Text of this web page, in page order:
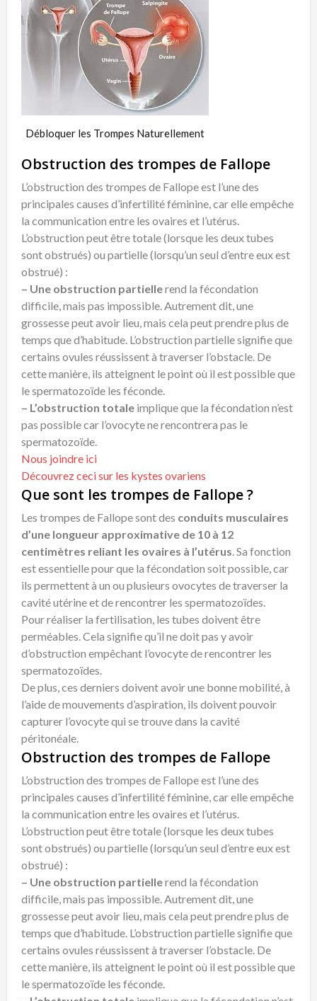
Débloquer les Trompes Naturellement
Obstruction des trompes de Fallope
L’obstruction des trompes de Fallope est l’une des
principales causes d’infertilité féminine, car elle empêche
la communication entre les ovaires et l’utérus.
L’obstruction peut être totale (lorsque les deux tubes
sont obstrués) ou partielle (lorsqu’un seul d’entre eux est
obstrué) :
– Une obstruction partiellerend la fécondation
difficile, mais pas impossible. Autrement dit, une
grossesse peut avoir lieu, mais cela peut prendre plus de
temps que d’habitude. L’obstruction partielle signifie que
certains ovules réussissent à traverser l’obstacle. De
cette manière, ils atteignent le point où il est possible que
le spermatozoïde les féconde.
– L’obstruction totale implique que la fécondation n’est
pas possible car l’ovocyte ne rencontrera pas le
spermatozoïde.
Nous joindre ici
Découvrez ceci sur les kystes ovariens
Que sont les trompes de Fallope ?
Les trompes de Fallope sont des conduits musculaires
d’une longueur approximative de 10 à 12
centimètres reliant les ovaires à l’utérus. Sa fonction
est essentielle pour que la fécondation soit possible, car
ils permettent à un ou plusieurs ovocytes de traverser la
cavité utérine et de rencontrer les spermatozoïdes.
Pour réaliser la fertilisation, les tubes doivent être
perméables. Cela signifie qu’il ne doit pas y avoir
d’obstruction empêchant l’ovocyte de rencontrer les
spermatozoïdes.
De plus, ces derniers doivent avoir une bonne mobilité, à
l’aide de mouvements d’aspiration, ils doivent pouvoir
capturer l’ovocyte qui se trouve dans la cavité
péritonéale.
Obstruction des trompes de Fallope
L’obstruction des trompes de Fallope est l’une des
principales causes d’infertilité féminine, car elle empêche
la communication entre les ovaires et l’utérus.
L’obstruction peut être totale (lorsque les deux tubes
sont obstrués) ou partielle (lorsqu’un seul d’entre eux est
obstrué) :
– Une obstruction partiellerend la fécondation
difficile, mais pas impossible. Autrement dit, une
grossesse peut avoir lieu, mais cela peut prendre plus de
temps que d’habitude. L’obstruction partielle signifie que
certains ovules réussissent à traverser l’obstacle. De
cette manière, ils atteignent le point où il est possible que
le spermatozoïde les féconde.